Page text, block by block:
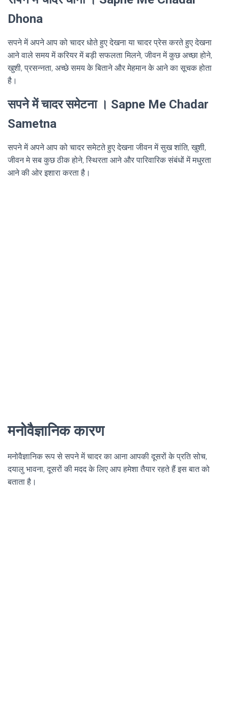
Dhona
सपने में अपने आप को चादर धोते हुए देखना या चादर प्रेस करते हुए देखना
आने वाले समय में करियर में बड़ी सफलता मिलने, जीवन में कुछ अच्छा होने,
खुशी, प्रसन्नता, अच्छे समय के बिताने और मेहमान के आने का सूचक होता
है।
सपने में चादर समेटना । Sapne Me Chadar
Sametna
सपने में अपने आप को चादर समेटते हुए देखना जीवन में सुख शांति, खुशी,
जीवन मे सब कुछ ठीक होने, स्थिरता आने और पारिवारिक संबंधों में मधुरता
आने की ओर इशारा करता है।
मनोवैज्ञानिक कारण
मनोवैज्ञानिक रूप से सपने में चादर का आना आपकी दूसरों के प्रति सोच,
दयालु भावना, दूसरों की मदद के लिए आप हमेशा तैयार रहते हैं इस बात को
बताता है।